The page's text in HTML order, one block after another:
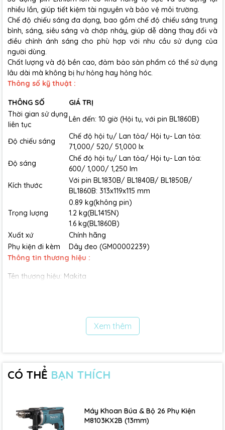
nhiều lần, giúp tiết kiệm tài nguyên và bảo vệ môi trường.
Chế độ chiếu sáng đa dạng, bao gồm chế độ chiếu sáng trung
bình, sáng, siêu sáng và chớp nháy, giúp dễ dàng thay đổi và
điều chỉnh ánh sáng cho phù hợp với nhu cầu sử dụng của
người dùng.
Chất lượng và độ bền cao, đảm bảo sản phẩm có thể sử dụng
lâu dài mà không bị hư hỏng hay hỏng hóc.
Thông số kỹ thuật :
THÔNG SỐ
GIÁ TRỊ
Thời gian sử dụng
liên tục
Lên đến: 10 giờ (Hội tụ, với pin BL1860B)
Độ chiếu sáng
Chế độ hội tụ/ Lan tỏa/ Hội tụ- Lan tỏa:
71,000/ 520/ 51,000 lx
Độ sáng
Chế độ hội tụ/ Lan tỏa/ Hội tụ- Lan tỏa:
600/ 1,000/ 1,250 lm
Kích thước
Với pin BL1830B/ BL1840B/ BL1850B/
BL1860B: 313x119x115 mm
Trọng lượng
0.89 kg(không pin)
1.2 kg(BL1415N)
1.6 kg(BL1860B)
Xuất xứ
Chính hãng
Phụ kiện đi kèm
Dây đeo (GM00002239)
Thông tin thương hiệu :
Tên thương hiệu: Makita
cụ cầm tay và thiết bị điện
ra các sản phẩm công nghiệp chất lượng cao để giúp người
lao động làm việc hiệu quả hơn
Makita là một trong những thương hiệu hàng đầu trong ngành
Xem thêm
CÓ THỂ BẠN THÍCH
Máy Khoan Búa & Bộ 26 Phụ Kiện
M8103KX2B (13mm)